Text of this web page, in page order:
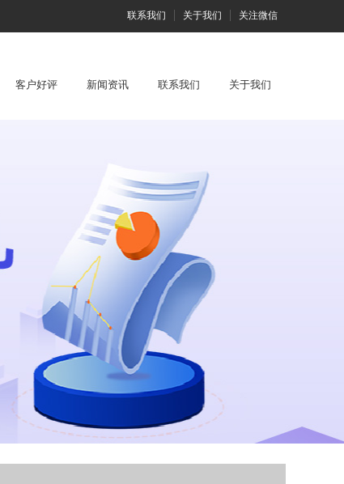
联系我们 关于我们 关注微信
客户好评 新闻资讯 联系我们 关于我们